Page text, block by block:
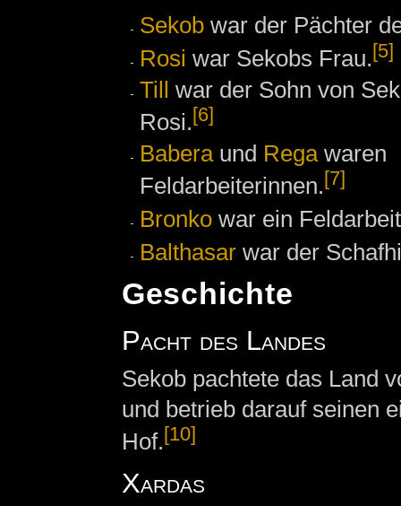
Sekob war der Pächter
Rosi war Sekobs Frau.[5]
Till war der Sohn von
Rosi.[6]
Baberaund Regawaren
Feldarbeiterinnen.[7]
Bronko war ein
Balthasar war der
Geschichte
Pacht des Landes
Sekob pachtete das Land
und betrieb darauf seinen
Hof.[10]
Xardas